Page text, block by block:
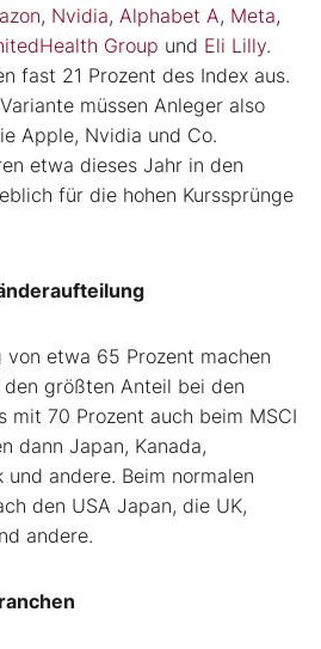
, Nvidia, Alphabet A, Meta,
Group und Eli Lilly.
fast 21 Prozent des Index aus.
müssen Anleger also
Apple, Nvidia und Co.
etwa dieses Jahr in den
für die hohen Kurssprünge
etwa 65 Prozent machen
den größten Anteil bei den
mit 70 Prozent auch beim MSCI
dann Japan, Kanada,
und andere. Beim normalen
den USA Japan, die UK,
andere.